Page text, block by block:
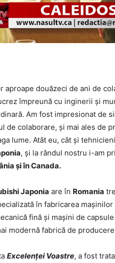
aproape douăzeci de ani de
împreună cu inginerii și
Am fost impresionat de
de colaborare, și mai ales de
lume. Atât eu, cât și
, și la rândul nostru i-am
și în Canada.
Japonia are în Romania
în fabricarea
fină și mașini de
modernă fabrică de
Excelenței Voastre, a fost